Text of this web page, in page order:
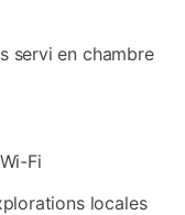
servi en chambre
Fi
locales